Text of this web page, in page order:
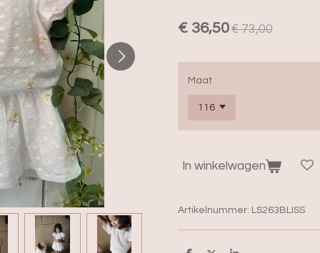
€ 36,50€ 73,00
Maat
In winkelwagen
Artikelnummer: LS263BLISS